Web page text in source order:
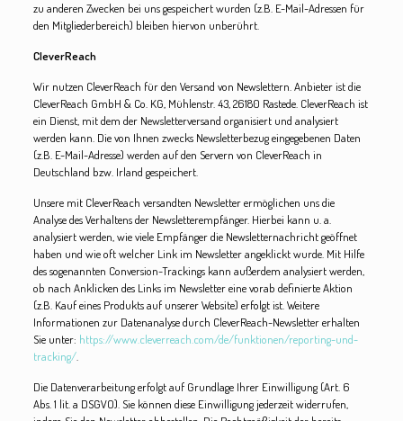
zu anderen Zwecken bei uns gespeichert wurden (z.B. E-Mail-Adressen für
den Mitgliederbereich) bleiben hiervon unberührt.
CleverReach
Wir nutzen CleverReach für den Versand von Newslettern. Anbieter ist die
CleverReach GmbH & Co. KG, Mühlenstr. 43, 26180 Rastede. CleverReach ist
ein Dienst, mit dem der Newsletterversand organisiert und analysiert
werden kann. Die von Ihnen zwecks Newsletterbezug eingegebenen Daten
(z.B. E-Mail-Adresse) werden auf den Servern von CleverReach in
Deutschland bzw. Irland gespeichert.
Unsere mit CleverReach versandten Newsletter ermöglichen uns die
Analyse des Verhaltens der Newsletterempfänger. Hierbei kann u. a.
analysiert werden, wie viele Empfänger die Newsletternachricht geöffnet
haben und wie oft welcher Link im Newsletter angeklickt wurde. Mit Hilfe
des sogenannten Conversion-Trackings kann außerdem analysiert werden,
ob nach Anklicken des Links im Newsletter eine vorab definierte Aktion
(z.B. Kauf eines Produkts auf unserer Website) erfolgt ist. Weitere
Informationen zur Datenanalyse durch CleverReach-Newsletter erhalten
Sie unter: https://www.cleverreach.com/de/funktionen/reporting-und-
tracking/.
Die Datenverarbeitung erfolgt auf Grundlage Ihrer Einwilligung (Art. 6
Abs. 1 lit. a DSGVO). Sie können diese Einwilligung jederzeit widerrufen,